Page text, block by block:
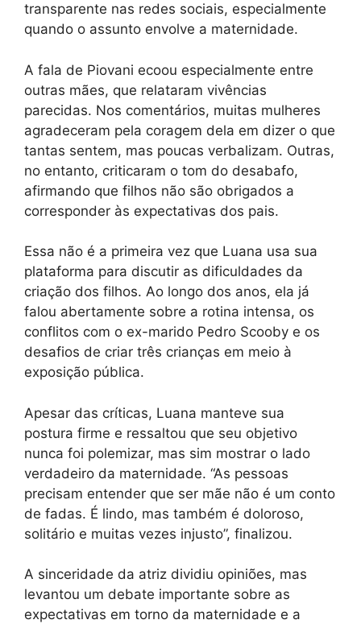
transparente nas redes sociais, especialmente
quando o assunto envolve a maternidade.
A fala de Piovani ecoou especialmente entre
outras mães, que relataram vivências
parecidas. Nos comentários, muitas mulheres
agradeceram pela coragem dela em dizer o que
tantas sentem, mas poucas verbalizam. Outras,
no entanto, criticaram o tom do desabafo,
afirmando que filhos não são obrigados a
corresponder às expectativas dos pais.
Essa não é a primeira vez que Luana usa sua
plataforma para discutir as dificuldades da
criação dos filhos. Ao longo dos anos, ela já
falou abertamente sobre a rotina intensa, os
conflitos com o ex-marido Pedro Scooby e os
desafios de criar três crianças em meio à
exposição pública.
Apesar das críticas, Luana manteve sua
postura firme e ressaltou que seu objetivo
nunca foi polemizar, mas sim mostrar o lado
verdadeiro da maternidade. “As pessoas
precisam entender que ser mãe não é um conto
de fadas. É lindo, mas também é doloroso,
solitário e muitas vezes injusto”, finalizou.
A sinceridade da atriz dividiu opiniões, mas
levantou um debate importante sobre as
expectativas em torno da maternidade e a